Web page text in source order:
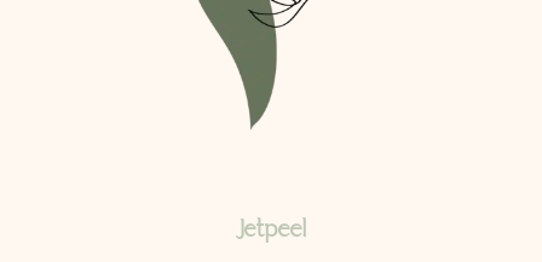
Jetpeel